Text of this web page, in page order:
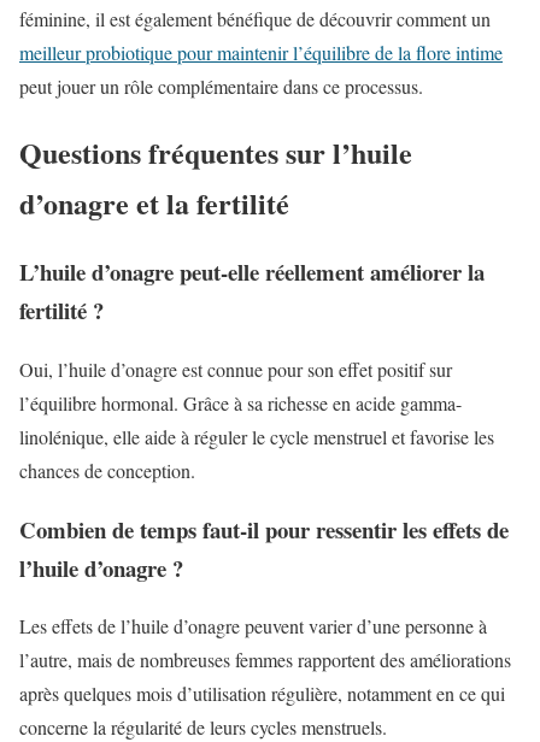
féminine, il est également bénéfique de découvrir comment un
meilleur probiotique pour maintenir l’équilibre de la flore intime
peut jouer un rôle complémentaire dans ce processus.
Questions fréquentes sur l’huile
d’onagre et la fertilité
L’huile d’onagre peut-elle réellement améliorer la
fertilité ?
Oui, l’huile d’onagre est connue pour son effet positif sur
l’équilibre hormonal. Grâce à sa richesse en acide gamma-
linolénique, elle aide à réguler le cycle menstruel et favorise les
chances de conception.
Combien de temps faut-il pour ressentir les effets de
l’huile d’onagre ?
Les effets de l’huile d’onagre peuvent varier d’une personne à
l’autre, mais de nombreuses femmes rapportent des améliorations
après quelques mois d’utilisation régulière, notamment en ce qui
concerne la régularité de leurs cycles menstruels.